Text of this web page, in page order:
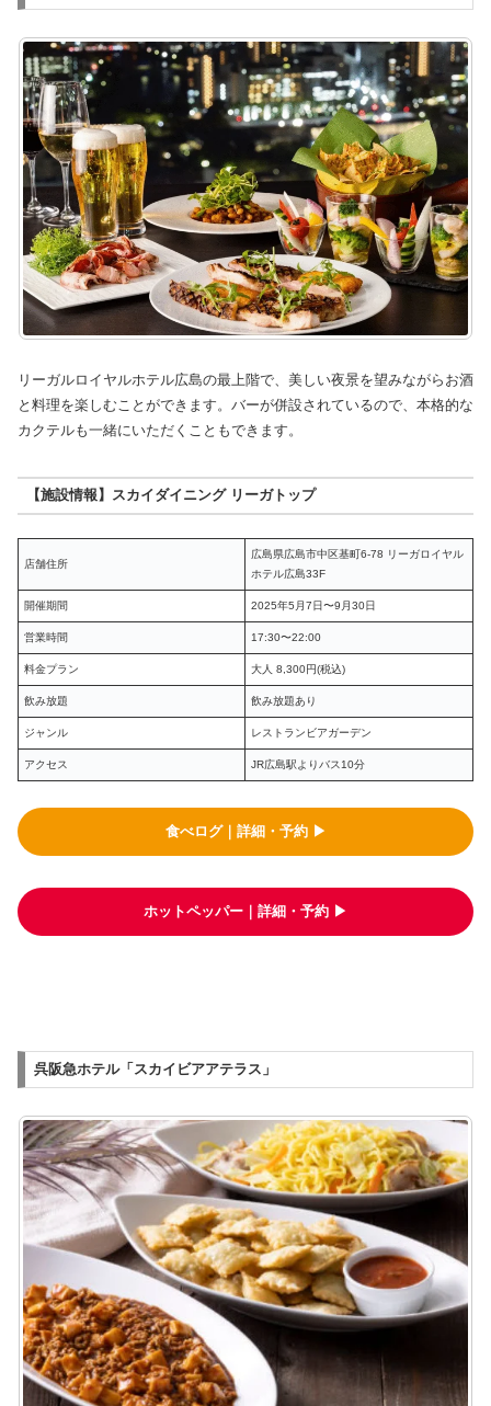
リーガルロイヤルホテル広島の最上階で、美しい夜景を望みながらお酒
と料理を楽しむことができます。バーが併設されているので、本格的な
カクテルも一緒にいただくこともできます。
【施設情報】スカイダイニング リーガトップ
店舗住所
広島県広島市中区基町6-78 リーガロイヤル
ホテル広島33F
開催期間 2025年5月7日〜9月30日
営業時間 17:30〜22:00
料金プラン 大人 8,300円(税込)
飲み放題 飲み放題あり
ジャンル レストランビアガーデン
アクセス JR広島駅よりバス10分
食べログ｜詳細・予約 ▶︎
ホットペッパー｜詳細・予約 ▶︎
呉阪急ホテル「スカイビアアテラス」